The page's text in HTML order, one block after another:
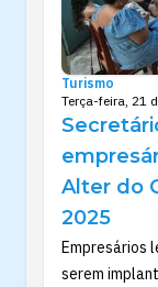
Turismo
Terça-feira, 21
Alter do
2025
Empresários
serem